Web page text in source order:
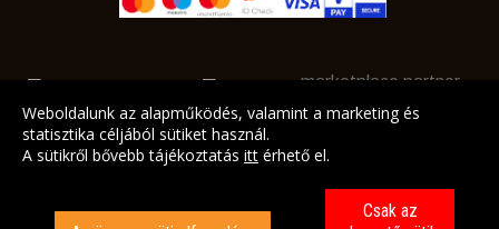
marketplace partner
Weboldalunk az alapműködés, valamint a marketing és
statisztika céljából sütiket használ.
A sütikről bővebb tájékoztatás itt érhető el.
Csak az